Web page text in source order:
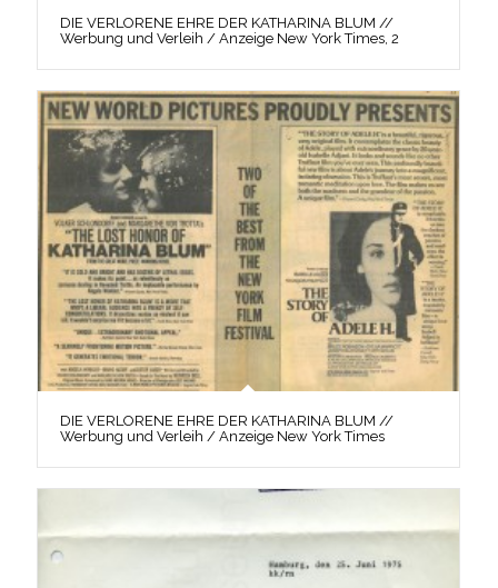
DIE VERLORENE EHRE DER KATHARINA BLUM //
Werbung und Verleih / Anzeige New York Times, 2
DIE VERLORENE EHRE DER KATHARINA BLUM //
Werbung und Verleih / Anzeige New York Times